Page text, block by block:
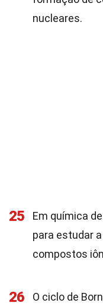
nucleares.
25
Em química
para estudar
compostos
26
O ciclo de